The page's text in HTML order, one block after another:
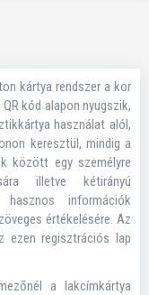
kártya rendszer a kor
kód alapon nyugszik,
használat alól,
keresztül, mindig a
között egy személyre
illetve kétirányú
hasznos információk
értékelésére. Az
ezen regisztrációs lap
a lakcímkártya